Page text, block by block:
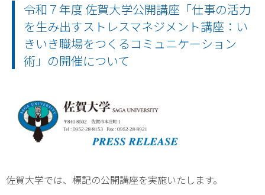
令和７年度 佐賀大学公開講座「仕事の活力
を生み出すストレスマネジメント講座：い
きいき職場をつくるコミュニケーション
術」の開催について
佐賀大学では、標記の公開講座を実施いたします。